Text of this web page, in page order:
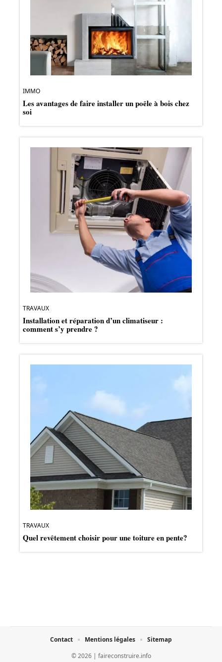
IMMO
Les avantages de faire installer un poêle à bois chez
soi
TRAVAUX
Installation et réparation d’un climatiseur :
comment s’y prendre ?
TRAVAUX
Quel revêtement choisir pour une toiture en pente?
© 2026 | faireconstruire.info
Contact Mentions légales Sitemap